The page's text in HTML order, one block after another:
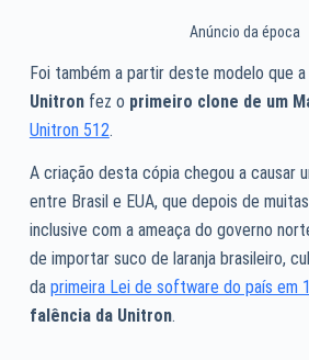
Anúncio da época
Foi também a partir deste modelo que
Unitron fez o primeiro clone de um
Unitron 512.
A criação desta cópia chegou a causar
entre Brasil e EUA, que depois de
inclusive com a ameaça do governo
de importar suco de laranja brasileiro,
da primeira Lei de software do país em
falência da Unitron.